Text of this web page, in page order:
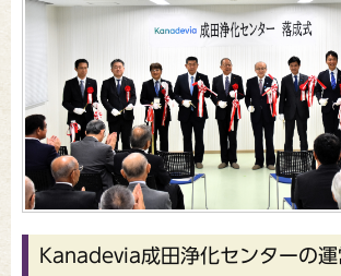
Kanadevia成田浄化センターの運